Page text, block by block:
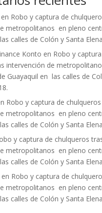
Robo y captura de
metropolitanos en pleno
calles de Colón y Santa
Konto en Robo y
intervención de
Guayaquil en las calles de
Robo y captura de
metropolitanos en pleno
calles de Colón y Santa
y captura de chulqueros
metropolitanos en pleno
calles de Colón y Santa
en Robo y captura de
metropolitanos en pleno
calles de Colón y Santa